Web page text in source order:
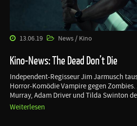
13.06.19 News / Kino
Kino-News: The Dead Don’t Die
Independent-Regisseur Jim Jarmusch
Horror-Komödie Vampire gegen
Murray, Adam Driver und Tilda Swinton
Weiterlesen